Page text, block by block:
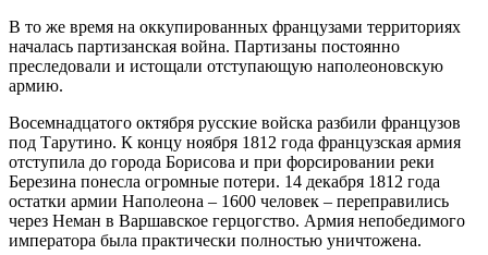
В то же время на оккупированных французами территориях
началась партизанская война. Партизаны постоянно
преследовали и истощали отступающую наполеоновскую
армию.
Восемнадцатого октября русские войска разбили французов
под Тарутино. К концу ноября 1812 года французская армия
отступила до города Борисова и при форсировании реки
Березина понесла огромные потери. 14 декабря 1812 года
остатки армии Наполеона – 1600 человек – переправились
через Неман в Варшавское герцогство. Армия непобедимого
императора была практически полностью уничтожена.